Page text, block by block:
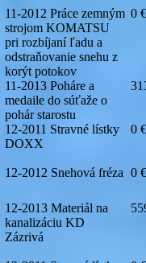
11-2012 Práce zemným
strojom KOMATSU
pri rozbíjaní ľadu a
odstraňovanie snehu z
korýt potokov
0 €
11-2013 Poháre a
medaile do súťaže o
pohár starostu
12-2011 Stravné lístky
DOXX
0 €
12-2012 Snehová fréza 0 €
12-2013 Materiál na
kanalizáciu KD
Zázrivá